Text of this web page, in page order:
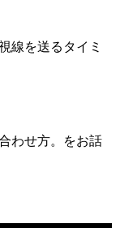
線を送るタイミ
わせ方。をお話